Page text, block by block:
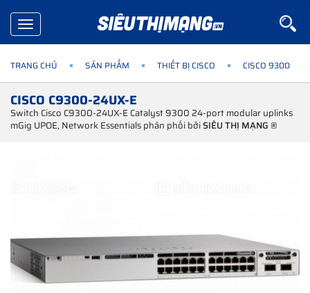
Toggle
navigation
TRANG CHỦ SẢN PHẨM THIẾT BỊ CISCO CISCO 9300
CISCO C9300-24UX-E
Switch Cisco C9300-24UX-E Catalyst 9300 24-port modular uplinks
mGig UPOE, Network Essentials phân phối bởiSIÊU THỊ MẠNG ®